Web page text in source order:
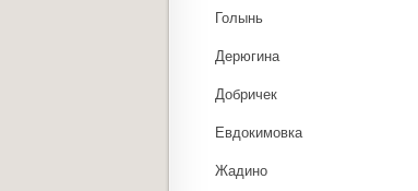
Голынь
Дерюгина
Добричек
Евдокимовка
Жадино